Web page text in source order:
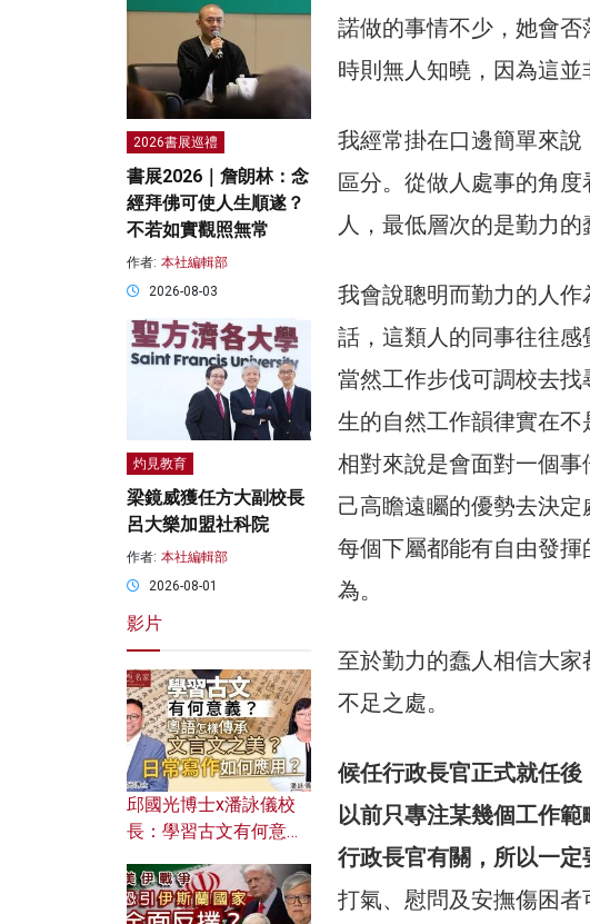
諾做的事情不少，她會
時則無人知曉，因為這並
我經常掛在口邊簡單來
區分。從做人處事的角
人，最低層次的是勤力
我會說聰明而勤力的人
話，這類人的同事往往感
當然工作步伐可調校去
生的自然工作韻律實在不
相對來說是會面對一個
己高瞻遠矚的優勢去決
每個下屬都能有自由發
為。
至於勤力的蠢人相信大
不足之處。
候任行政長官正式就任後
以前只專注某幾個工作
行政長官有關，所以一定
打氣、慰問及安撫傷困
2026書展巡禮
書展2026｜詹朗林：念
經拜佛可使人生順遂？
不若如實觀照無常
作者: 本社編輯部
2026-08-03
灼見教育
梁鏡威獲任方大副校長
呂大樂加盟社科院
作者: 本社編輯部
2026-08-01
影片
邱國光博士x潘詠儀校
長：學習古文有何意
文之美？ 日常寫作如何
應用？